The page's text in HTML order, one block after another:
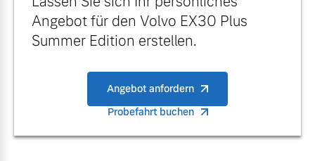
Mehr erfahren
Finanzierung & Leasing
Versicherung
Angebot für den Volvo EX30 Plus
Summer Edition erstellen.
Angebot anfordern
Probefahrt buchen